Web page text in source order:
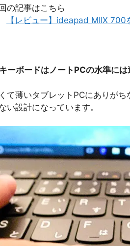
の記事はこちら
【レビュー】ideapad MIIX
キーボードはノートPCの水準に
て薄いタブレットPCにありが
い設計になっています。